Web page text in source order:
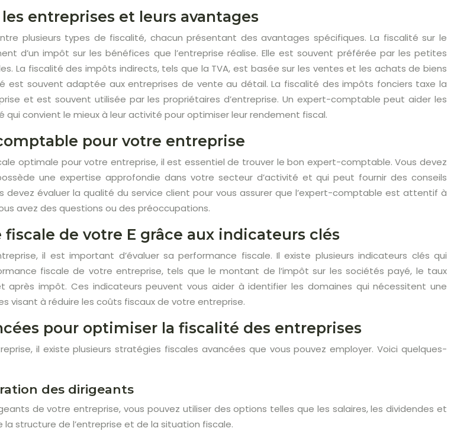
entreprises et leurs avantages
plusieurs types de fiscalité, chacun présentant des avantages spécifiques. La fiscalité sur le
d’un impôt sur les bénéfices que l’entreprise réalise. Elle est souvent préférée par les petites
La fiscalité des impôts indirects, tels que la TVA, est basée sur les ventes et les achats de biens
est souvent adaptée aux entreprises de vente au détail. La fiscalité des impôts fonciers taxe la
et est souvent utilisée par les propriétaires d’entreprise. Un expert-comptable peut aider les
convient le mieux à leur activité pour optimiser leur rendement fiscal.
pour votre entreprise
optimale pour votre entreprise, il est essentiel de trouver le bon expert-comptable. Vous devez
une expertise approfondie dans votre secteur d’activité et qui peut fournir des conseils
devez évaluer la qualité du service client pour vous assurer que l’expert-comptable est attentif à
avez des questions ou des préoccupations.
de votre E grâce aux indicateurs clés
il est important d’évaluer sa performance fiscale. Il existe plusieurs indicateurs clés qui
fiscale de votre entreprise, tels que le montant de l’impôt sur les sociétés payé, le taux
impôt. Ces indicateurs peuvent vous aider à identifier les domaines qui nécessitent une
visant à réduire les coûts fiscaux de votre entreprise.
pour optimiser la fiscalité des entreprises
il existe plusieurs stratégies fiscales avancées que vous pouvez employer. Voici quelques-
des dirigeants
de votre entreprise, vous pouvez utiliser des options telles que les salaires, les dividendes et
structure de l’entreprise et de la situation fiscale.